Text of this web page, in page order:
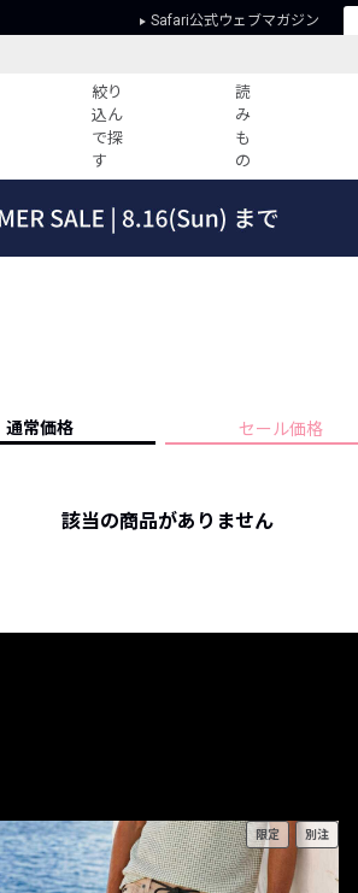
Safari公式ウェブマガジン
絞り
込ん
で探
す
読
み
も
の
キング
ンド
プライバシーポリシー
通常価格 セール価格
該当の商品がありません
限定 別注